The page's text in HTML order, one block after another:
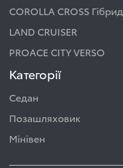
COROLLA CROSS Гібрид
LAND CRUISER
PROACE CITY VERSO
Категорії
Седан
Позашляховик
Мінівен